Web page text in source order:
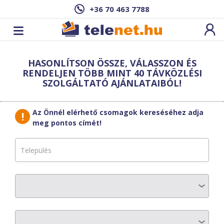
+36 70 463 7788
Ez a csomag sajnos nem elérhető az Ön
címén.Megnézem másik címen!
vissza a szolgáltatásokhoz
2002
AZ ELŐFIZETÉS RÉSZLETEI
HASONLÍTSON ÖSSZE, VÁLASSZON ÉS
RENDELJEN TÖBB MINT 40 TÁVKÖZLÉSI
SZOLGÁLTATÓ AJÁNLATAIBÓL!
Az Önnél elérhető csomagok kereséséhez adja
meg pontos címét!